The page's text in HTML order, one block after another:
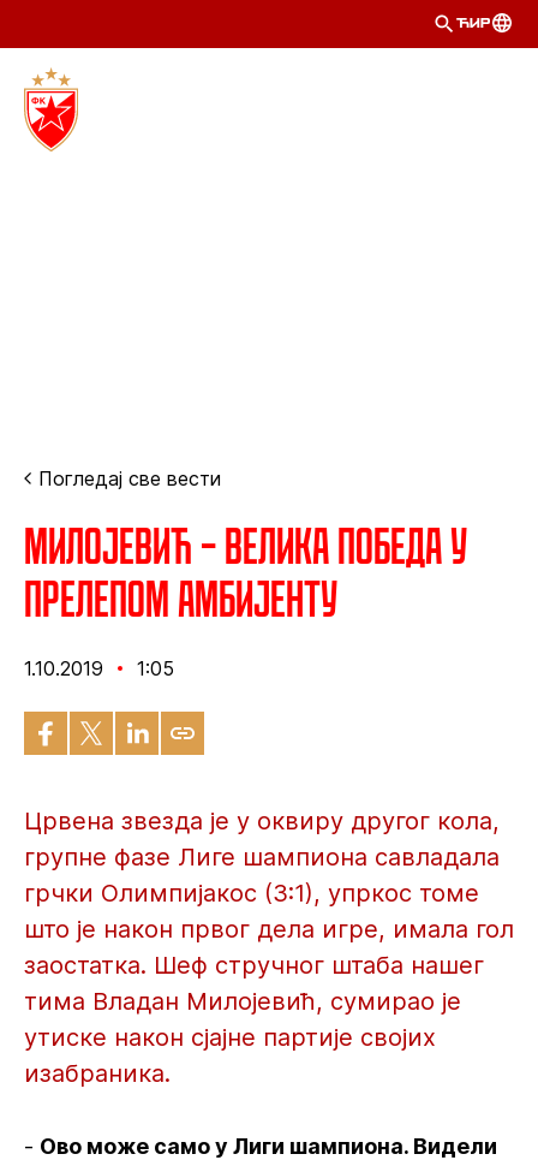
ЋИР
Погледај све вести
Милојевић – Велика победа у
прелепом амбијенту
1.10.2019 1:05
Црвена звезда је у оквиру другог кола,
групне фазе Лиге шампиона савладала
грчки Олимпијакос (3:1), упркос томе
што је након првог дела игре, имала гол
заостатка. Шеф стручног штаба нашег
тима Владан Милојевић, сумирао је
утиске након сјајне партије својих
изабраника.
- Ово може само у Лиги шампиона. Видели